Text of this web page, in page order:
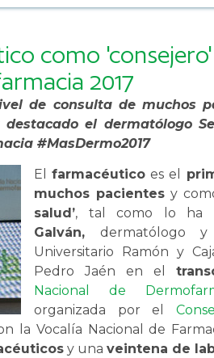
como
2017
de consulta de muchos
destacado el dermatólogo
#MasDermo2017
Elfarmacéutico es el
muchos pacientes y
salud’, tal como lo ha
Galván, dermatólogo y
Universitario Ramón y
Pedro Jaén en el
Nacional de
organizada por el
la Vocalía Nacional de
y una veintena de